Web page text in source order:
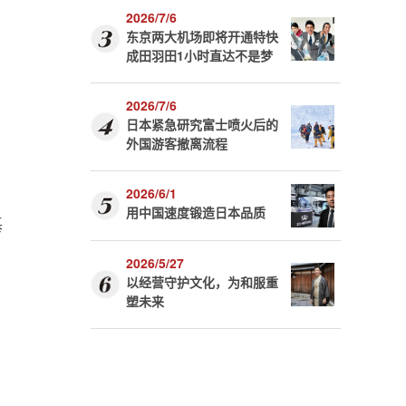
2026/7/6
东京两大机场即将开通特快
成田羽田1小时直达不是梦
2026/7/6
日本紧急研究富士喷火后的
外国游客撤离流程
2026/6/1
用中国速度锻造日本品质
2026/5/27
以经营守护文化，为和服重
塑未来